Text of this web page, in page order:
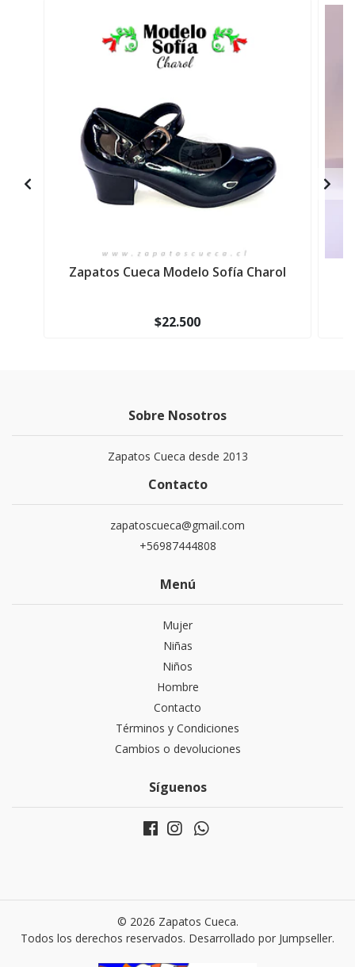
Zapatos Cueca Modelo Sofía Charol
$22.500
Sobre Nosotros
Zapatos Cueca desde 2013
Contacto
zapatoscueca@gmail.com
+56987444808
Menú
Mujer
Niñas
Niños
Hombre
Contacto
Términos y Condiciones
Cambios o devoluciones
Síguenos
© 2026 Zapatos Cueca.
Todos los derechos reservados. Desarrollado por Jumpseller.